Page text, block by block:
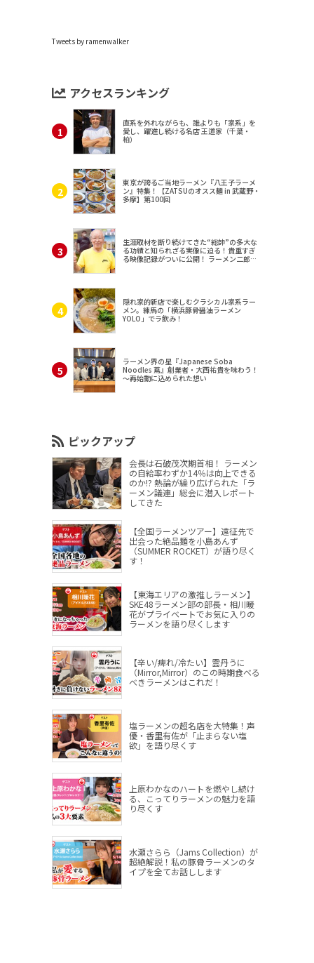
Tweets by ramenwalker
アクセスランキング
直系を外れながらも、誰よりも「家系」を
愛し、躍進し続ける名店 王道家（千葉・
柏）
東京が誇るご当地ラーメン『八王子ラーメ
ン』特集！【ZATSUのオスス麺 in 武蔵野・
多摩】第100回
生涯取材を断り続けてきた“総帥”の多大な
る功績と知られざる実像に迫る！貴重すぎ
る映像記録がついに公開！ ラーメン二郎
隠れ家的新店で楽しむクラシカル家系ラー
メン。練馬の「横浜豚骨醤油ラーメン
YOLO」でラ飲み！
ラーメン界の星『Japanese Soba
Noodles 蔦』創業者・大西祐貴を味わう！
～再始動に込められた想い
ピックアップ
会長は石破茂次期首相！ ラーメン
の自給率わずか14％は向上できる
のか!? 熱論が繰り広げられた「ラ
ーメン議連」総会に潜入レポート
してきた
【全国ラーメンツアー】遠征先で
出会った絶品麺を小島あんず
（SUMMER ROCKET）が語り尽く
す！
【東海エリアの激推しラーメン】
SKE48ラーメン部の部長・相川暖
花がプライベートでお気に入りの
ラーメンを語り尽くします
【辛い/痺れ/冷たい】雲丹うに
（Mirror,Mirror）のこの時期食べる
べきラーメンはこれだ！
塩ラーメンの超名店を大特集！声
優・香里有佐が「止まらない塩
欲」を語り尽くす
上原わかなのハートを燃やし続け
る、こってりラーメンの魅力を語
り尽くす
水瀬さらら（Jams Collection）が
超絶解説！私の豚骨ラーメンのタ
イプを全てお話しします